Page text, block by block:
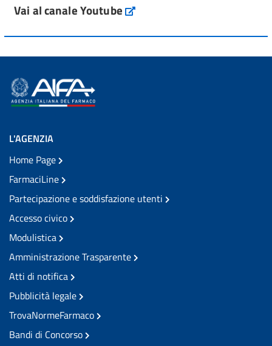
Vai al canale Youtube
L'AGENZIA
Home Page
FarmaciLine
Partecipazione e soddisfazione utenti
Accesso civico
Modulistica
Amministrazione Trasparente
Atti di notifica
Pubblicità legale
TrovaNormeFarmaco
Bandi di Concorso